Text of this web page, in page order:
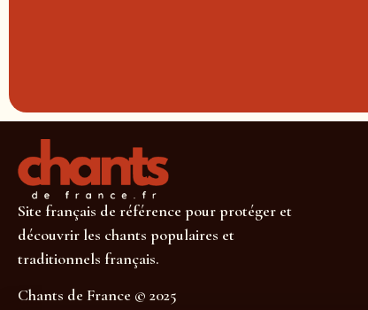
Site français de référence pour protéger et
découvrir les chants populaires et
traditionnels français.
Chants de France © 2025